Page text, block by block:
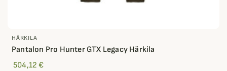
HÄRKILA
Pantalon Pro Hunter GTX Legacy Härkila
504,12 €